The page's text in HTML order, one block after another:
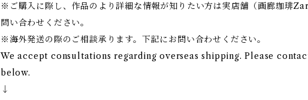
※ご購入に際し、作品のより詳細な情報が知りたい方は実店舗（画廊珈琲
問い合わせください。
※海外発送の際のご相談承ります。下記にお問い合わせください。
We accept consultations regarding overseas shipping. Please
below.
↓